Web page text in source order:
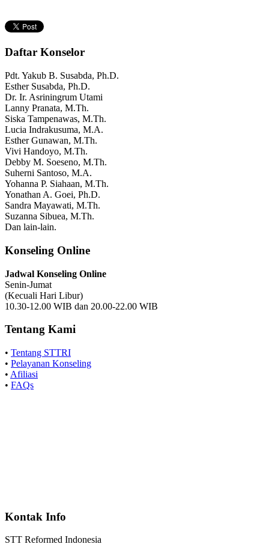
Daftar Konselor
Pdt. Yakub B. Susabda, Ph.D.
Esther Susabda, Ph.D.
Dr. Ir. Asriningrum Utami
Lanny Pranata, M.Th.
Siska Tampenawas, M.Th.
Lucia Indrakusuma, M.A.
Esther Gunawan, M.Th.
Vivi Handoyo, M.Th.
Debby M. Soeseno, M.Th.
Suherni Santoso, M.A.
Yohanna P. Siahaan, M.Th.
Yonathan A. Goei, Ph.D.
Sandra Mayawati, M.Th.
Suzanna Sibuea, M.Th.
Dan lain-lain.
Konseling Online
Jadwal Konseling Online
Senin-Jumat
(Kecuali Hari Libur)
10.30-12.00 WIB dan 20.00-22.00 WIB
Tentang Kami
• Tentang STTRI
• Pelayanan Konseling
• Afiliasi
• FAQs
Kontak Info
STT Reformed Indonesia